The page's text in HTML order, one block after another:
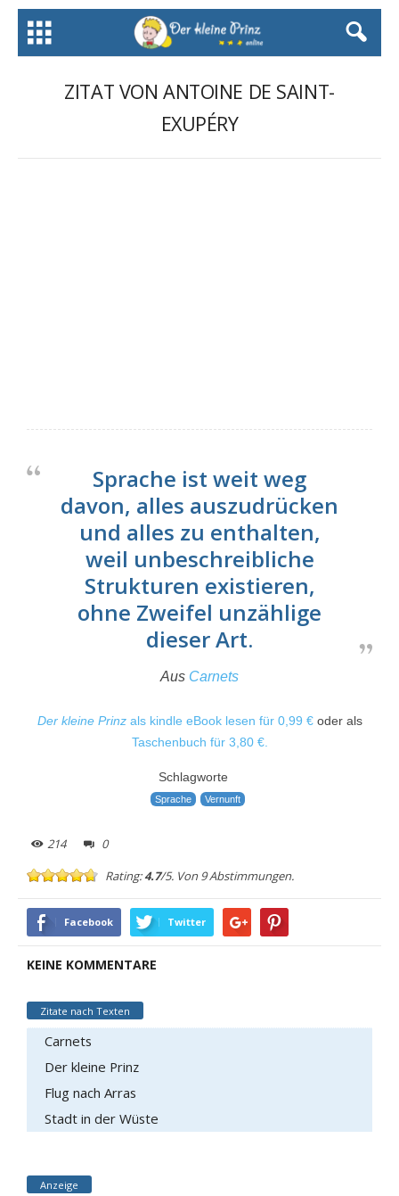
ZITAT VON ANTOINE DE SAINT-
EXUPÉRY
Sprache ist weit weg
davon, alles auszudrücken
und alles zu enthalten,
weil unbeschreibliche
Strukturen existieren,
ohne Zweifel unzählige
dieser Art.
Aus Carnets
Der kleine Prinzals kindle eBook lesen für 0,99 €oder als
Taschenbuch für 3,80 €.
Schlagworte
Sprache Vernunft
214
0
Bewerten
diesen
Artikel:
absenden
Rating:4.7/5. Von 9 Abstimmungen.
Facebook Twitter
KEINE KOMMENTARE
Zitate nach Texten
Carnets
Der kleine Prinz
Flug nach Arras
Stadt in der Wüste
Anzeige